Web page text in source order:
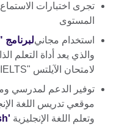
تجرى اختبارات
المستوى
استخدام مجانيلبرنامج
والذي يعد أداة التعلم
لامتحان الآيلتس "IELTS"
توفير الدعم لمدرسي
موقعي تدريس اللغة
وتعلم اللغة الإنجليزية 'Learn English